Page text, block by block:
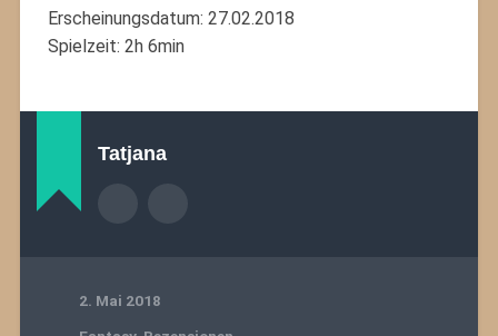
Erscheinungsdatum: 27.02.2018
Spielzeit: 2h 6min
Tatjana
2. Mai 2018